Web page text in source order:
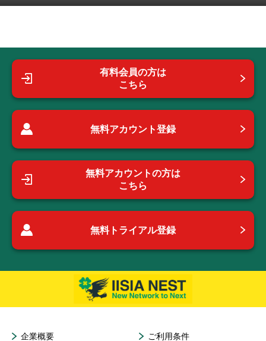
有料会員の方は
こちら
無料アカウント登録
無料アカウントの方は
こちら
無料トライアル登録
企業概要 ご利用条件